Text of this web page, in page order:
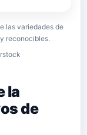
las variedades de
reconocibles.
la
de